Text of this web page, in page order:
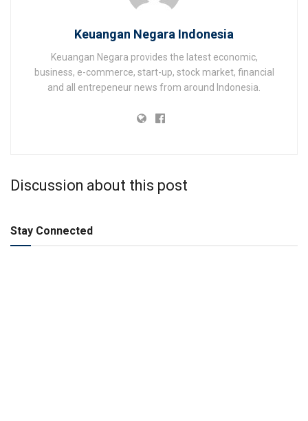
Keuangan Negara Indonesia
Keuangan Negara provides the latest economic,
business, e-commerce, start-up, stock market, financial
and all entrepeneur news from around Indonesia.
Discussion about this post
Stay Connected